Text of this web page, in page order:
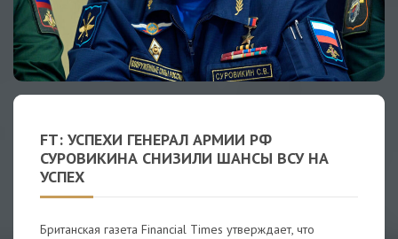
FT: УСПЕХИ ГЕНЕРАЛ АРМИИ РФ
СУРОВИКИНА СНИЗИЛИ ШАНСЫ ВСУ НА
УСПЕХ
Британская газета Financial Times утверждает, что